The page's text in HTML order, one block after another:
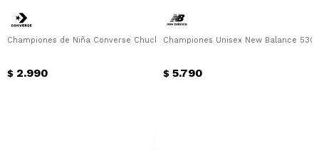
Championes de Niña Converse Chuck Taylor All Star Hi Animal Junior
$ 2.990
Championes Unisex New Balance
$ 5.790